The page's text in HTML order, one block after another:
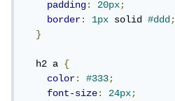
padding: 20px;
border: 1px solid #ddd;
}
  h2 a
{
color: #333;
font-size: 24px;